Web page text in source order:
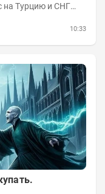
на Турцию и СНГ
10:33